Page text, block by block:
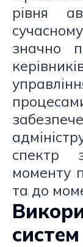
рівня
значно
спектр
моменту
та до
систем